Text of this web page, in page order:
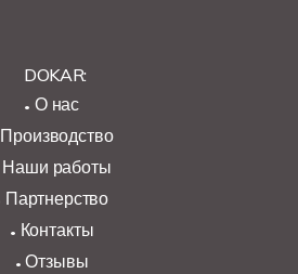
DOKAR:
О нас
Производство
Наши работы
Партнерство
Контакты
Отзывы